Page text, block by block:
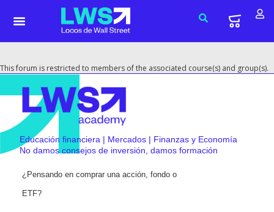
This forum is restricted to members of the associated course(s) and group(s).
Educación financiera | Mercados | Finanzas y Economía
No damos consejos de inversión, damos formación
¿Pensando en comprar una acción, fondo o
ETF?